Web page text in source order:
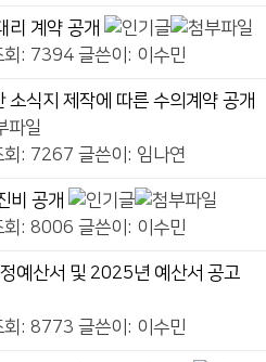
리 계약 공개
회: 7394 글쓴이: 이수민
식지 제작에 따른 수의계약 공개
회: 7267 글쓴이: 임나연
비 공개
회: 8006 글쓴이: 이수민
예산서 및 2025년 예산서 공고
회: 8773 글쓴이: 이수민